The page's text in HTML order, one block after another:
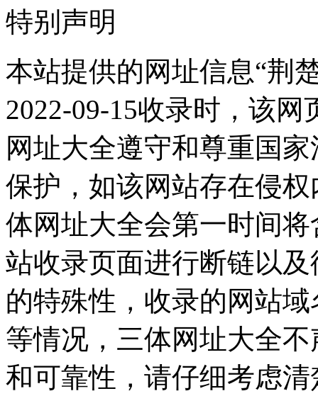
特别声明
本站提供的网址信息“荆
2022-09-15收录时，该
网址大全遵守和尊重国
保护，如该网站存在侵
体网址大全会第一时间
站收录页面进行断链以
的特殊性，收录的网站
等情况，三体网址大全
和可靠性，请仔细考虑